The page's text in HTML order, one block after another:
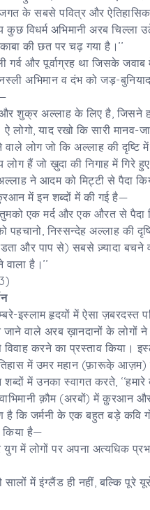
जगत के सबसे पवित्र और
विधर्म अभिमानी अरब चिल्ला
की छत पर चढ़ गया है।’’
गर्व और पूर्वाग्रह था जिसके
अभिमान व दंभ को जड़-
और शुक्र अल्लाह के लिए है, जिसने
ऐ लोगो, याद रखो कि सारी
लोग जो कि अल्लाह की दृष्टि
हैं जो ख़ुदा की निगाह में
ने आदम को मिट्टी से पैदा
में इन शब्दों में की गई है—
तुमको एक मर्द और एक औरत से पैदा
पहचानो, निस्सन्देह अल्लाह की
और पाप से) सबसे ज़्यादा
है।’’
इस्लाम हृदयों में ऐसा
वाले अरब ख़ानदानों के लोगों
विवाह करने का प्रस्ताव किया।
में उमर महान (फ़ारूके़ आज़म)
में उनका स्वागत करते,
क़ौम (अरबों) में क़ुरआन और
है कि जर्मनी के एक बहुत बड़े
है—
में लोगों पर अपना अत्यधिक
सालों में इंग्लैंड ही नहीं, बल्कि पूरे